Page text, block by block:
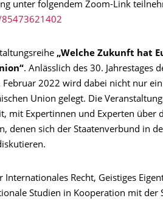
unter folgendem Zoom-Link
„Welche Zukunft hat
. Anlässlich des 30. Jahrestages
2022 wird dabei nicht nur
Union gelegt. Die
mit Expertinnen und Experten über
denen sich der Staatenverbund in
Recht, Geistiges
Studien in Kooperation mit der